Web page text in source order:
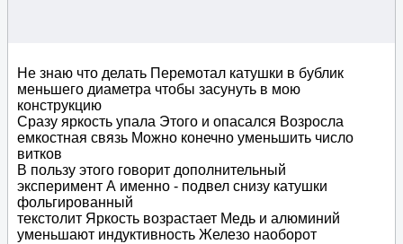
Не знаю что делать Перемотал катушки в бублик
меньшего диаметра чтобы засунуть в мою
конструкцию
Сразу яркость упала Этого и опасался Возросла
емкостная связь Можно конечно уменьшить число
витков
В пользу этого говорит дополнительный
эксперимент А именно - подвел снизу катушки
фольгированный
текстолит Яркость возрастает Медь и алюминий
уменьшают индуктивность Железо наоборот